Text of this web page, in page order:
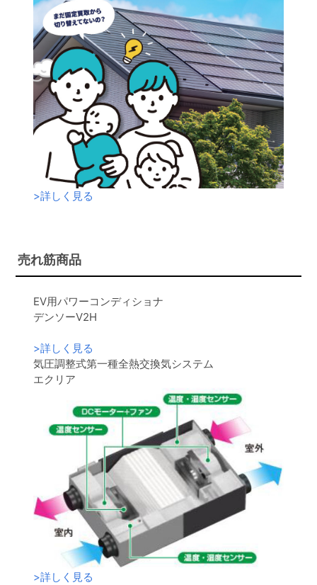
>詳しく見る
売れ筋商品
EV用パワーコンディショナ
デンソーV2H
>詳しく見る
気圧調整式第一種全熱交換気システム
エクリア
>詳しく見る